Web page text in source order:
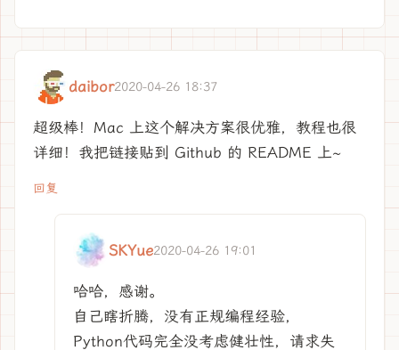
daibor2020-04-26 18:37
超级棒！Mac 上这个解决方案很优雅，教程也很
详细！我把链接贴到 Github 的 README 上~
回复
SKYue2020-04-26 19:01
哈哈，感谢。
自己瞎折腾，没有正规编程经验，
Python代码完全没考虑健壮性，请求失